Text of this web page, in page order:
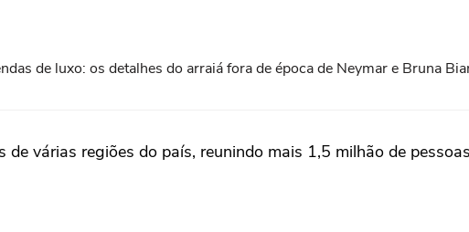
de luxo: os detalhes do arraiá fora de época de Neymar e Bruna
várias regiões do país, reunindo mais 1,5 milhão de